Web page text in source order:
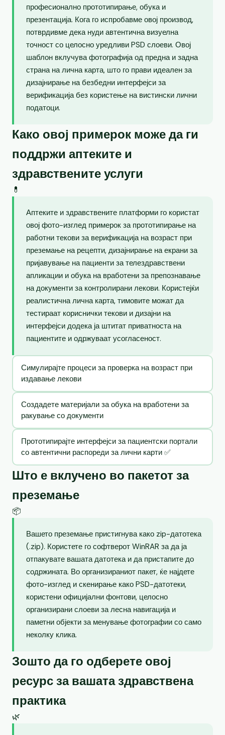
професионално прототипирање, обука и
презентација. Кога го испробавме овој производ,
потврдивме дека нуди автентична визуелна
точност со целосно уредливи PSD слоеви. Овој
шаблон вклучува фотографија од предна и задна
страна на лична карта, што го прави идеален за
дизајнирање на безбедни интерфејси за
верификација без користење на вистински лични
податоци.
Како овој примерок може да ги
поддржи аптеките и
здравствените услуги
💊
Аптеките и здравствените платформи го користат
овој фото-изглед примерок за прототипирање на
работни текови за верификација на возраст при
преземање на рецепти, дизајнирање на екрани за
пријавување на пациенти за телездравствени
апликации и обука на вработени за препознавање
на документи за контролирани лекови. Користејќи
реалистична лична карта, тимовите можат да
тестираат кориснички текови и дизајни на
интерфејси додека ја штитат приватноста на
пациентите и одржуваат усогласеност.
Симулирајте процеси за проверка на возраст при
издавање лекови
Создадете материјали за обука на вработени за
ракување со документи
Прототипирајте интерфејси за пациентски портали
со автентични распореди за лични карти ✅
Што е вклучено во пакетот за
преземање
📦
Вашето преземање пристигнува како zip-датотека
(.zip). Користете го софтверот WinRAR за да ја
отпакувате вашата датотека и да пристапите до
содржината. Во организираниот пакет, ќе најдете
фото-изглед и скенирање како PSD-датотеки,
користени официјални фонтови, целосно
организирани слоеви за лесна навигација и
паметни објекти за менување фотографии со само
неколку клика.
Зошто да го одберете овој
ресурс за вашата здравствена
практика
🌿